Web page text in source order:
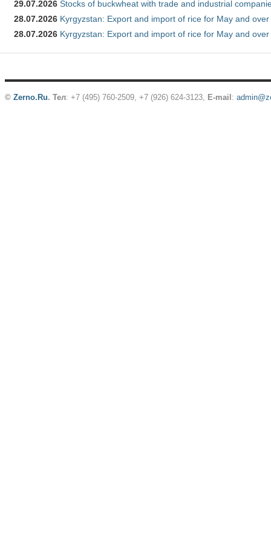
29.07.2026 Stocks of buckwheat with trade and industrial
28.07.2026 Kyrgyzstan: Export and import of rice for May and
28.07.2026 Kyrgyzstan: Export and import of rice for May and
© Zerno.Ru. Тел: +7 (495) 760-2509, +7 (926) 624-3123, E-mail :